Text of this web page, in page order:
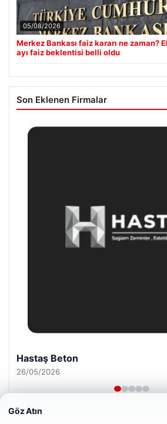
05/08/2026
Merkez Bankası faiz kararı ne zaman?
ayı faiz beklentisi belli oldu
Son Eklenen Firmalar
Prenses Night Club
29/04/2026
Göz Atın